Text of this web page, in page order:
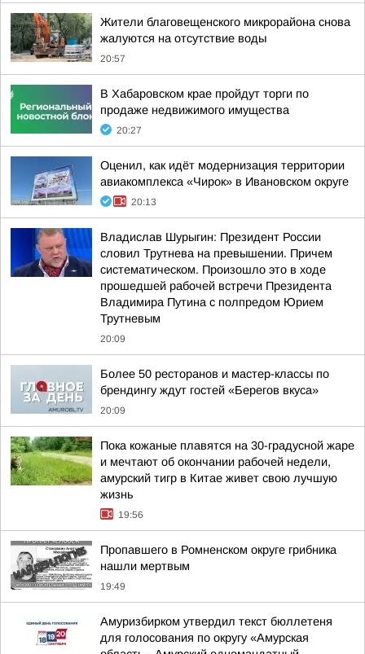
Жители благовещенского микрорайона снова
жалуются на отсутствие воды
20:57
В Хабаровском крае пройдут торги по
продаже недвижимого имущества
20:27
Оценил, как идёт модернизация территории
авиакомплекса «Чирок» в Ивановском округе
20:13
Владислав Шурыгин: Президент России
словил Трутнева на превышении. Причем
систематическом. Произошло это в ходе
прошедшей рабочей встречи Президента
Владимира Путина с полпредом Юрием
Трутневым
20:09
Более 50 ресторанов и мастер-классы по
брендингу ждут гостей «Берегов вкуса»
20:09
Пока кожаные плавятся на 30-градусной жаре
и мечтают об окончании рабочей недели,
амурский тигр в Китае живет свою лучшую
жизнь
19:56
Пропавшего в Ромненском округе грибника
нашли мертвым
19:49
Амуризбирком утвердил текст бюллетеня
для голосования по округу «Амурская